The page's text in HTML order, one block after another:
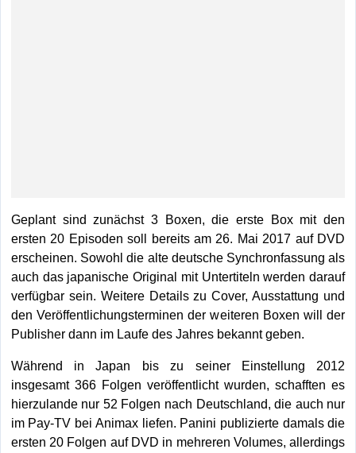
Geplant sind zunächst 3 Boxen, die erste Box mit den
ersten 20 Episoden soll bereits am 26. Mai 2017 auf DVD
erscheinen. Sowohl die alte deutsche Synchronfassung als
auch das japanische Original mit Untertiteln werden darauf
verfügbar sein. Weitere Details zu Cover, Ausstattung und
den Veröffentlichungsterminen der weiteren Boxen will der
Publisher dann im Laufe des Jahres bekannt geben.
Während in Japan bis zu seiner Einstellung 2012
insgesamt 366 Folgen veröffentlicht wurden, schafften es
hierzulande nur 52 Folgen nach Deutschland, die auch nur
im Pay-TV bei Animax liefen. Panini publizierte damals die
ersten 20 Folgen auf DVD in mehreren Volumes, allerdings